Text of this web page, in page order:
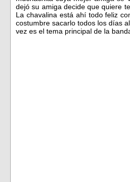
dejó su amiga decide que quiere
La chavalina está ahí todo feliz
costumbre sacarlo todos los días
vez es el tema principal de la